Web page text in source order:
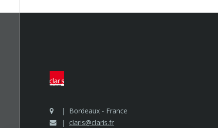
Bordeaux - France
claris@claris.fr